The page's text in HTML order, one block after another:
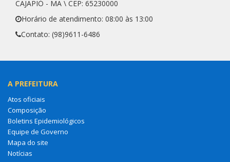
CAJAPIÓ - MA \ CEP: 65230000
Horário de atendimento: 08:00 às 13:00
Contato: (98)9611-6486
A PREFEITURA
Atos oficiais
Composição
Boletins Epidemiológicos
Equipe de Governo
Mapa do site
Notícias